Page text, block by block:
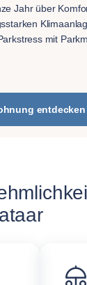
Jahr über
mit
entdecken